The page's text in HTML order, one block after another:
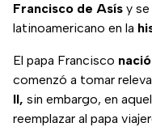
Francisco de Asís y
latinoamericano en la
El papa Francisco
comenzó a tomar
II, sin embargo, en
reemplazar al papa